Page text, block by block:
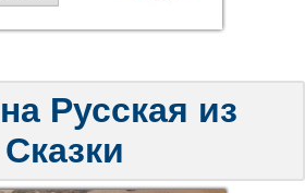
Русская из
Сказки